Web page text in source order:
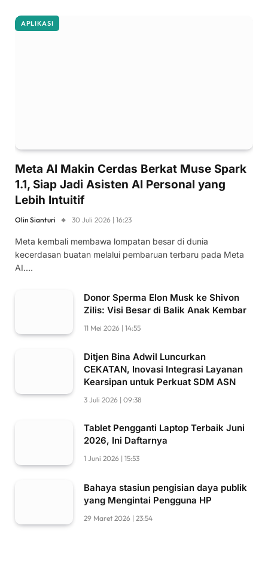
APLIKASI
Meta AI Makin Cerdas Berkat Muse Spark
1.1, Siap Jadi Asisten AI Personal yang
Lebih Intuitif
Olin Sianturi 30 Juli 2026 | 16:23
Meta kembali membawa lompatan besar di dunia
kecerdasan buatan melalui pembaruan terbaru pada Meta
AI.…
Donor Sperma Elon Musk ke Shivon
Zilis: Visi Besar di Balik Anak Kembar
11 Mei 2026 | 14:55
Ditjen Bina Adwil Luncurkan
CEKATAN, Inovasi Integrasi Layanan
Kearsipan untuk Perkuat SDM ASN
3 Juli 2026 | 09:38
Tablet Pengganti Laptop Terbaik Juni
2026, Ini Daftarnya
1 Juni 2026 | 15:53
Bahaya stasiun pengisian daya publik
yang Mengintai Pengguna HP
29 Maret 2026 | 23:54